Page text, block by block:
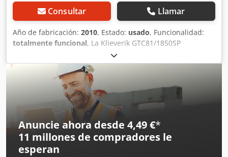
Consultar Llamar
Año de fabricación: 2010, Estado: usado, Funcionalidad:
totalmente funcional, La Klieverik GTC81/1850SP
FLOWLINE está diseñada para la impresión por
transferencia de piezas únicas de manera eficiente, pero
también admite trabajos repetidos con hojas cortadas y
transferencia de rollo a rollo. Ancho máximo de material:
1650 mm Velocidad: 0,1-2 m/s Diámetro del tambor: 195
mm Temperatura máxima: 220°C Codezaq E Nepfx Agfsrf
La hemos usado muy poco, está en muy buen estado.
Anuncie ahora desde 4,49 €*
11 millones de compradores le
esperan